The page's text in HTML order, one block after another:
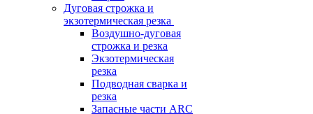
Дуговая строжка и
экзотермическая резка
Воздушно-дуговая
строжка и резка
Экзотермическая
резка
Подводная сварка и
резка
Запасные части ARC